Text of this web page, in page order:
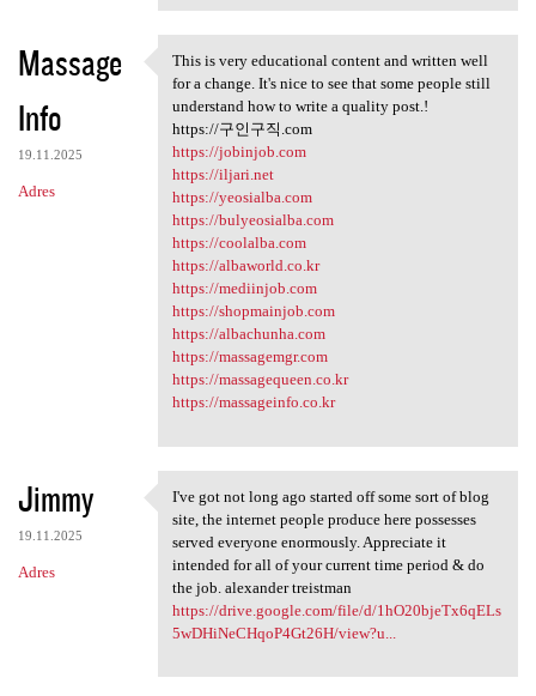
Massage
Info
19.11.2025
Adres
This is very educational
This is very educational content and written well
for a change. It's nice to see that some people still
understand how to write a quality post.!
https://구인구직.com
https://jobinjob.com
https://iljari.net
https://yeosialba.com
https://bulyeosialba.com
https://coolalba.com
https://albaworld.co.kr
https://mediinjob.com
https://shopmainjob.com
https://albachunha.com
https://massagemgr.com
https://massagequeen.co.kr
https://massageinfo.co.kr
Jimmy
19.11.2025
Adres
I've got not long ago started
I've got not long ago started off some sort of blog
site, the internet people produce here possesses
served everyone enormously. Appreciate it
intended for all of your current time period & do
the job. alexander treistman
https://drive.google.com/file/d/1hO20bjeTx6qELs
5wDHiNeCHqoP4Gt26H/view?u...